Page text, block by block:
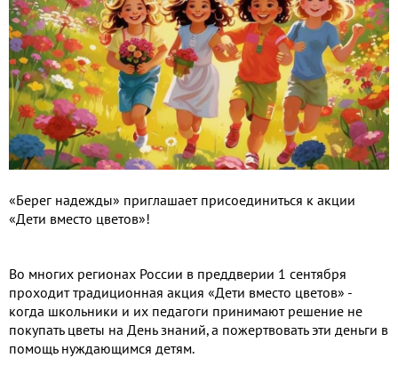
«Берег надежды» приглашает присоединиться к акции
«Дети вместо цветов»!
Во многих регионах России в преддверии 1 сентября
проходит традиционная акция «Дети вместо цветов» -
когда школьники и их педагоги принимают решение не
покупать цветы на День знаний, а пожертвовать эти деньги в
помощь нуждающимся детям.